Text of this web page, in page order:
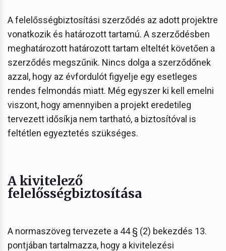
A felelősségbiztosítási szerződés az adott projektre
vonatkozik és határozott tartamú. A szerződésben
meghatározott határozott tartam elteltét követően a
szerződés megszűnik. Nincs dolga a szerződőnek
azzal, hogy az évfordulót figyelje egy esetleges
rendes felmondás miatt. Még egyszer ki kell emelni
viszont, hogy amennyiben a projekt eredetileg
tervezett idősíkja nem tartható, a biztosítóval is
feltétlen egyeztetés szükséges.
A kivitelező
felelősségbiztosítása
A normaszöveg tervezete a 44 § (2) bekezdés 13.
pontjában tartalmazza, hogy a kivitelezési